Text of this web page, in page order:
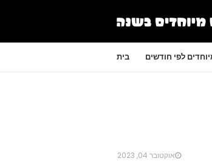
בית לפי חודשים
אוקטובר 04, 2023